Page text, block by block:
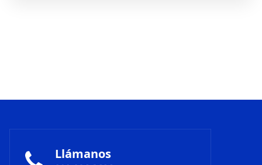
Llámanos